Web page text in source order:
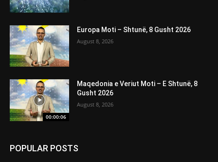
Europa Moti – Shtunë, 8 Gusht 2026
August 8, 2026
00:00:06
Maqedonia e Veriut Moti – E Shtunë, 8
Gusht 2026
August 8, 2026
POPULAR POSTS